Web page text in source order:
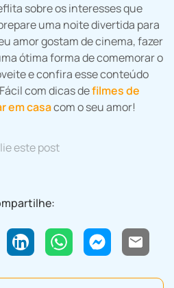
sobre os interesses que
uma noite divertida para
amor gostam de cinema, fazer
ótima forma de comemorar o
e confira esse conteúdo
com dicas defilmes de
em casacom o seu amor!
este post